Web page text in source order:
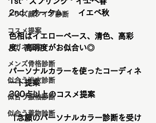
メンズ顔タイプ診断
コスメ提案
メガネ提案
メンズ骨格診断
似合う浴衣診断
似合う振袖診断
似合う着物診断
2nd　オータム　　イエベ秋
色相はイエローベース、清色、高彩
度、高明度がお似合い◎
パーソナルカラーを使ったコーディネ
ート提案
300点以上のコスメ提案
「念願のパーソナルカラー診断を受け